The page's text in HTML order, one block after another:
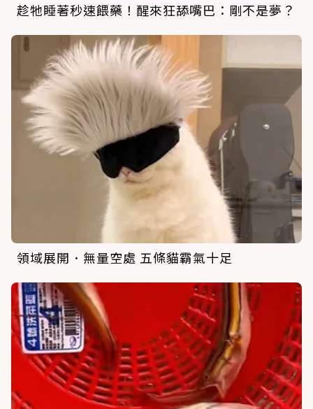
趁牠睡著秒速餵藥！醒來狂舔嘴巴：剛不是夢？
領域展開．無量空處 五條貓霸氣十足